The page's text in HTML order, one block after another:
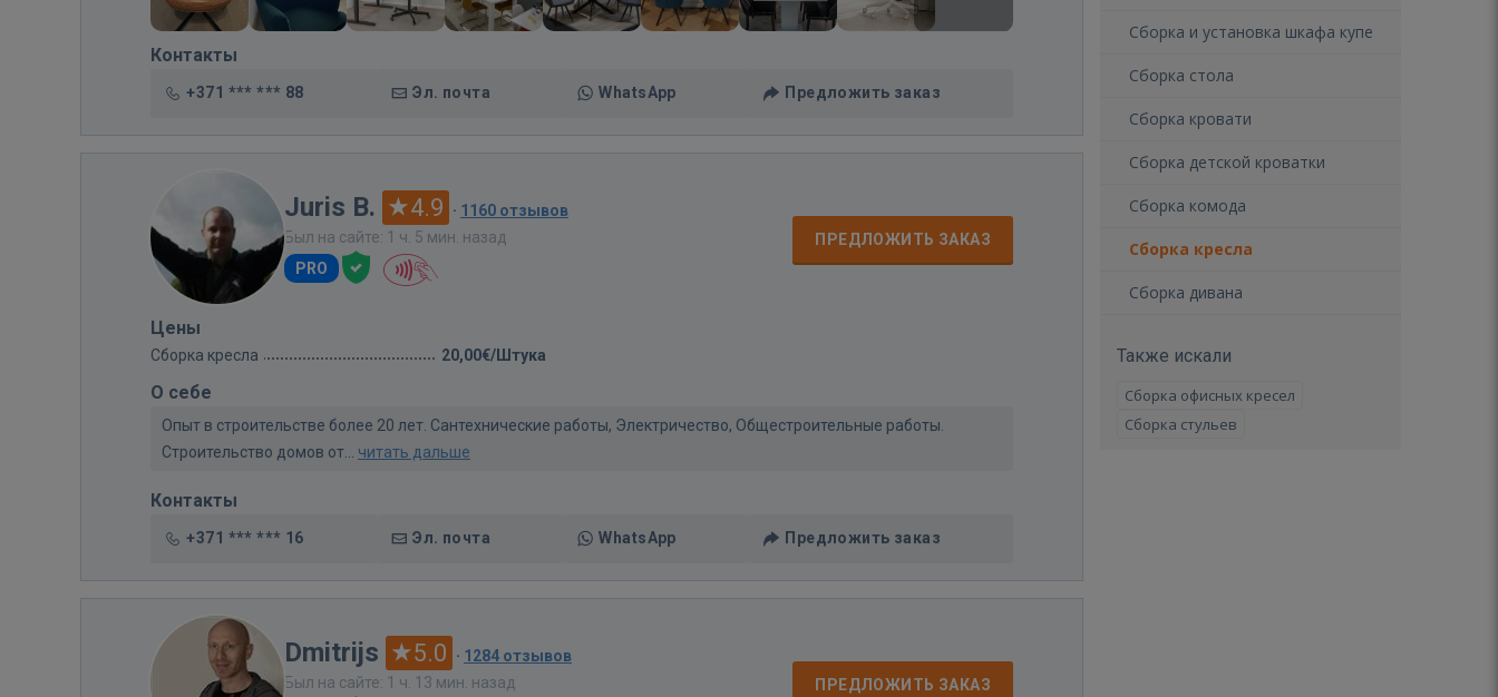
Контакты
+371 *** *** 88 Эл. почта WhatsApp Предложить заказ
Juris B. 4.9 · 1160 отзывов
Был на сайте: 1 ч. 5 мин. назад
PRO
ПРЕДЛОЖИТЬ ЗАКАЗ
Цены
Сборка кресла 20,00€/Штука
О себе
Опыт в строительстве более 20 лет. Сантехнические работы, Электричество, Общестроительные работы.
Строительство домов от... читать дальше
Контакты
+371 *** *** 16 Эл. почта WhatsApp Предложить заказ
Dmitrijs 5.0 · 1284 отзывов
Был на сайте: 1 ч. 13 мин. назад
ПРЕДЛОЖИТЬ ЗАКАЗ
Сборка и установка шкафа купе
Сборка стола
Сборка кровати
Сборка детской кроватки
Сборка комода
Сборка кресла
Сборка дивана
Также искали
Сборка офисных кресел
Сборка стульев